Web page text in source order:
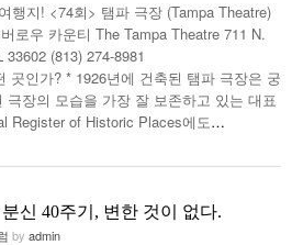
행지! <74회> 탬파 극장 (Tampa Theatre)
로우 카운티 The Tampa Theatre 711 N.
(813) 274-8981
곳인가? * 1926년에 건축된 탬파 극장은 궁
극장의 모습을 가장 잘 보존하고 있는 대표
Register of Historic Places에도…
신 40주기, 변한 것이 없다.
by admin